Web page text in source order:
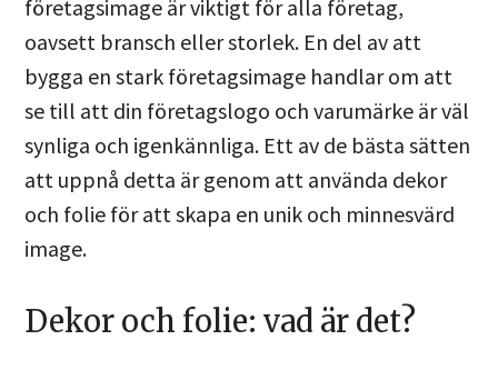
företagsimage är viktigt för alla företag,
oavsett bransch eller storlek. En del av att
bygga en stark företagsimage handlar om att
se till att din företagslogo och varumärke är väl
synliga och igenkännliga. Ett av de bästa sätten
att uppnå detta är genom att använda dekor
och folie för att skapa en unik och minnesvärd
image.
Dekor och folie: vad är det?